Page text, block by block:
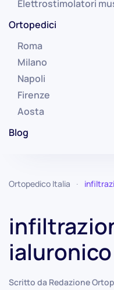
Elettrostimolatori
Ortopedici
Roma
Milano
Napoli
Firenze
Aosta
Blog
Ortopedico Italia
Scritto da Redazione